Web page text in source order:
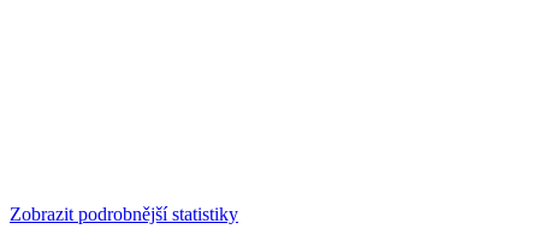
Zobrazit podrobnější statistiky